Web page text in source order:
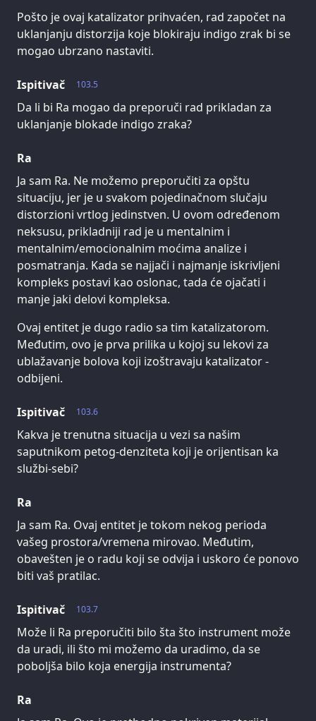
Pošto je ovaj katalizator prihvaćen, rad započet na
uklanjanju distorzija koje blokiraju indigo zrak bi se
mogao ubrzano nastaviti.
103.5
Ispitivač
Da li bi Ra mogao da preporuči rad prikladan za
uklanjanje blokade indigo zraka?
Ra
Ja sam Ra. Ne možemo preporučiti za opštu
situaciju, jer je u svakom pojedinačnom slučaju
distorzioni vrtlog jedinstven. U ovom određenom
neksusu, prikladniji rad je u mentalnim i
mentalnim/emocionalnim moćima analize i
posmatranja. Kada se najjači i najmanje iskrivljeni
kompleks postavi kao oslonac, tada će ojačati i
manje jaki delovi kompleksa.
Ovaj entitet je dugo radio sa tim katalizatorom.
Međutim, ovo je prva prilika u kojoj su lekovi za
ublažavanje bolova koji izoštravaju katalizator -
odbijeni.
103.6
Ispitivač
Kakva je trenutna situacija u vezi sa našim
saputnikom petog-denziteta koji je orijentisan ka
službi-sebi?
Ra
Ja sam Ra. Ovaj entitet je tokom nekog perioda
vašeg prostora/vremena mirovao. Međutim,
obavešten je o radu koji se odvija i uskoro će ponovo
biti vaš pratilac.
103.7
Ispitivač
Može li Ra preporučiti bilo šta što instrument može
da uradi, ili što mi možemo da uradimo, da se
poboljša bilo koja energija instrumenta?
Ra